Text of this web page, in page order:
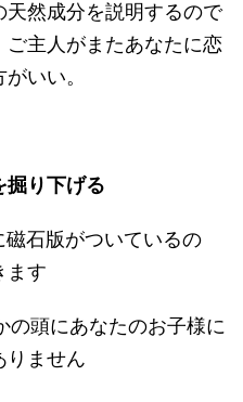
天然成分を説明するので
主人がまたあなたに恋
いい。
掘り下げる
石版がついているの
ます
頭にあなたのお子様に
りません